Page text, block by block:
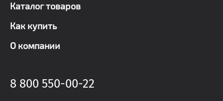
Каталог товаров
Как купить
О компании
8 800 550-00-22